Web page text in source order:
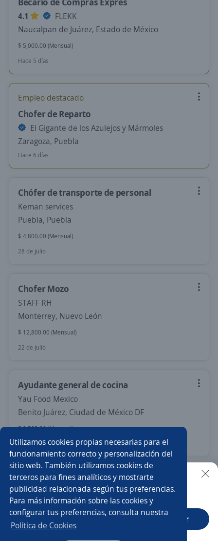
Utilizamos cookies propias necesarias para el
funcionamiento correcto y personalización del
sitio web. También utilizamos cookies de
terceros para fines analíticos y mostrarte
publicidad relacionada según tus preferencias.
Para más información sobre las cookies y
configurar tus preferencias, consulta nuestra
Política de Cookies
4.1
FLEKK
Naucalpan de Juárez, Estado de México
$ 5,000.00 (Mensual)
Hace 5 días
Empleo destacado
Chofer de Reparto
El Gigante de los Azulejos y Mármoles
Zaragoza, Puebla
Hace 6 días
Chófer de transporte de personal
Keman services
Puebla, Puebla
$ 4,800.00 (Mensual)
28 de julio
Chofer Mozo
STAFF RH
Monterrey, Nuevo León
$ 12,800.00 (Mensual)
22 de julio
Ayudante general de cocina
Yau Food Mexico
Benito Juárez, Ciudad de México DF
$ 9,583.00 (Mensual)
Más de 30 días
Ayudante general chófer
GRUPO EXPOINNOVA
Tláhuac, Ciudad de México DF
Más de 30 días
Buscar es más fácil en la app
CT App Abrir